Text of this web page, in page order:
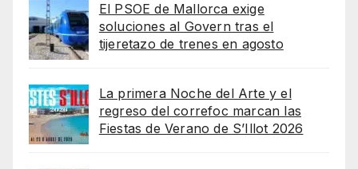
El PSOE de Mallorca exige
soluciones al Govern tras el
tijeretazo de trenes en agosto
La primera Noche del Arte y el
regreso del correfoc marcan las
Fiestas de Verano de S’Illot 2026